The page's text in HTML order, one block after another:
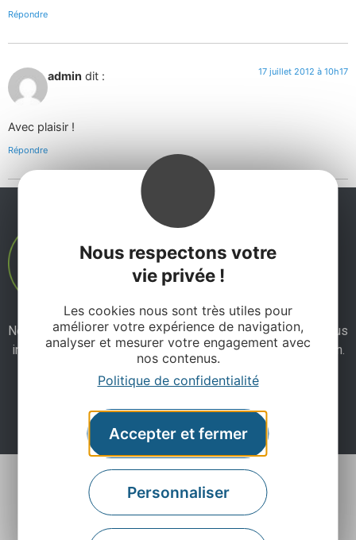
Nous respectons votre
vie privée !
Les cookies nous sont très utiles pour
améliorer votre expérience de navigation,
analyser et mesurer votre engagement avec
nos contenus.
Politique de confidentialité
Accepter et fermer
Personnaliser
Répondre
admin dit : 17 juillet 2012 à 10h17
Avec plaisir !
Répondre
Ne manquez pas notre newsletter mensuelle et laissez-vous
inspirer pour profiter pleinement de votre séjour en Aveyron.